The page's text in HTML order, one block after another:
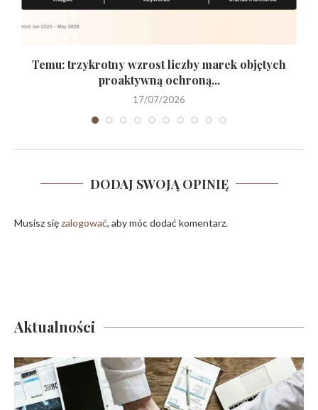
Temu: trzykrotny wzrost liczby marek objętych
proaktywną ochroną...
17/07/2026
DODAJ SWOJĄ OPINIĘ
Musisz sięzalogować, aby móc dodać komentarz.
Aktualności